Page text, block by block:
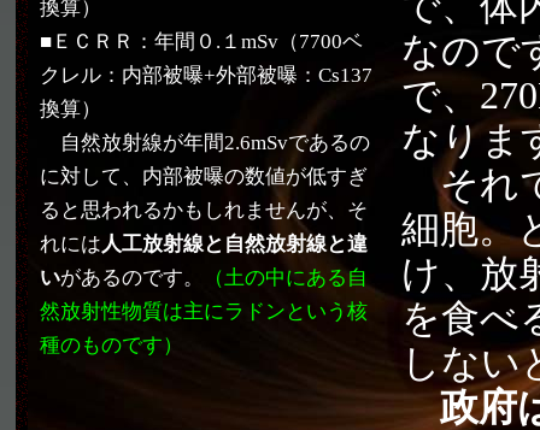
換算）
■ＥＣＲＲ：年間０.１mSv（7700ベ
クレル：内部被曝+外部被曝：Cs137
換算）
自然放射線が年間2.6mSvであるの
に対して、内部被曝の数値が低すぎ
ると思われるかもしれませんが、そ
れには人工放射線と自然放射線と違
いがあるのです。
（土の中にある自
然放射性物質は主にラドンという核
種のものです）
なので
で、
なりま
それ
細胞。
け、放
を食べ
しない
政府